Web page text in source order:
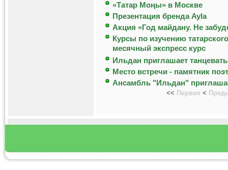
«Татар Мoңы» в Москве
Презентация бренда Ayla
Акция «Год майдану. Не
Курсы по изучению
месячный экспресс курс
Ильдан приглашает
Место встречи - памятник
Ансамбль "Ильдан"
<< Первая <